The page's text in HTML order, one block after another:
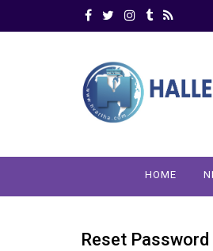
HOME
Reset Password